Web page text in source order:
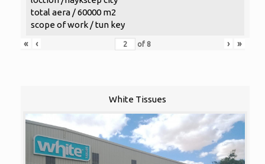
total aera / 60000 m2
scope of work / tun key
«
‹ of 8 › »
White Tissues